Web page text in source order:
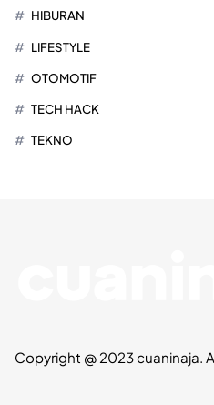
HIBURAN
LIFESTYLE
OTOMOTIF
TECH HACK
TEKNO
Copyright @ 2023 cuaninaja.